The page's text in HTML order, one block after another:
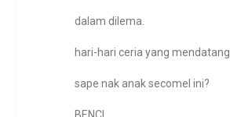
dalam dilema.
hari-hari ceria yang mendatang.
sape nak anak secomel ini?
BENCI.